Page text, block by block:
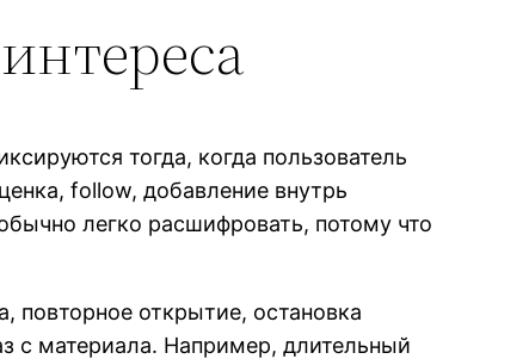
тогда, когда пользователь
follow, добавление внутрь
легко расшифровать, потому что
повторное открытие, остановка
с материала. Например, длительный